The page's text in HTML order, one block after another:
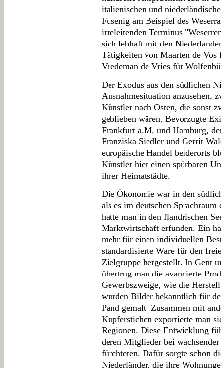
italienischen und
Fusenig am Beispiel des
irreleitenden Terminus
sich lebhaft mit den
Tätigkeiten von Maarten de
Vredeman de Vries für
Der Exodus aus den südlichen
Ausnahmesituation anzusehen,
Künstler nach Osten, die sonst
geblieben wären. Bevorzugte
Frankfurt a.M. und Hamburg,
Franziska Siedler und Gerrit
europäische Handel beiderorts
Künstler hier einen spürbaren
ihrer Heimatstädte.
Die Ökonomie war in den
als es im deutschen
hatte man in den flandrischen
Marktwirtschaft erfunden. Ein
mehr für einen individuellen
standardisierte Ware für den
Zielgruppe hergestellt. In Gent
übertrug man die avancierte
Gewerbszweige, wie die
wurden Bilder bekanntlich für
Pand gemalt. Zusammen mit
Kupferstichen exportierte man
Regionen. Diese Entwicklung
deren Mitglieder bei
fürchteten. Dafür sorgte schon
Niederländer, die ihre